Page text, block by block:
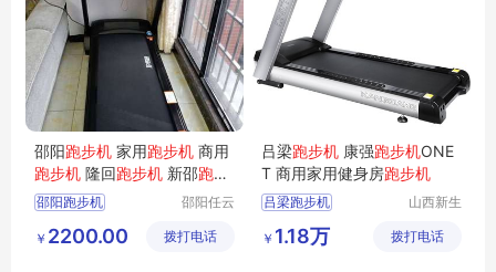
邵阳跑步机 家用跑步机 商用
跑步机 隆回跑步机 新邵跑步
机
邵阳跑步机
新邵跑步机
邵阳任云
品有限公
￥ 2200.00 拨打电话
吕梁跑步机 康强跑步机ONE
T 商用家用健身房跑步机
吕梁跑步机
商用跑步机
山西新生
材有限公
￥ 1.18万 拨打电话